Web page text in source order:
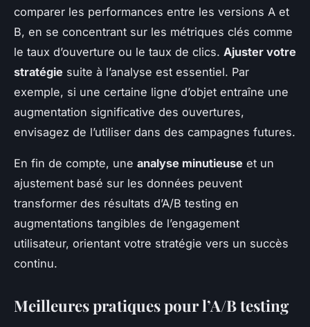
comparer les performances entre les versions A et
B, en se concentrant sur les métriques clés comme
le taux d’ouverture ou le taux de clics. Ajuster votre
stratégie suite à l’analyse est essentiel. Par
exemple, si une certaine ligne d’objet entraîne une
augmentation significative des ouvertures,
envisagez de l’utiliser dans des campagnes futures.
En fin de compte, une analyse minutieuse et un
ajustement basé sur les données peuvent
transformer des résultats d’A/B testing en
augmentations tangibles de l’engagement
utilisateur, orientant votre stratégie vers un succès
continu.
Meilleures pratiques pour l’A/B testing